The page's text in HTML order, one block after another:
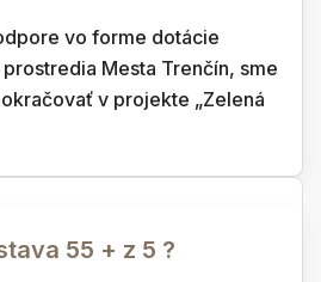
vo forme dotácie
Mesta Trenčín, sme
v projekte „Zelená
55 + z 5 ?